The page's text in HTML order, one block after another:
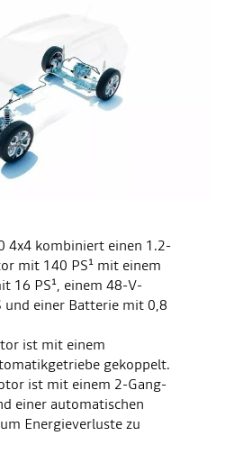
4x4 kombiniert einen 1.2-
mit 140 PS¹ mit einem
16 PS¹, einem 48-V-
einer Batterie mit 0,8
ist mit einem
gekoppelt.
ist mit einem 2-Gang-
einer automatischen
Energieverluste zu